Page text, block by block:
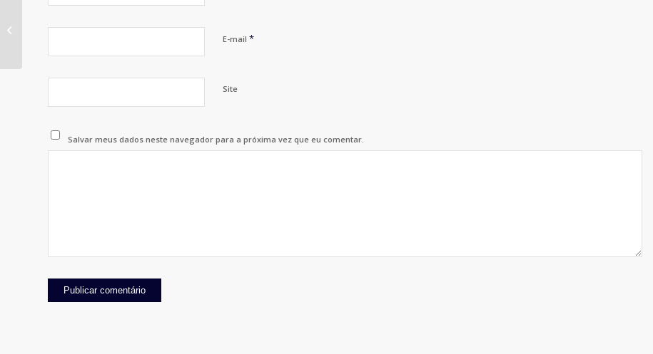
E-mail *
Site
Salvar meus dados neste navegador para a próxima vez que eu comentar.
Embaixadores nas